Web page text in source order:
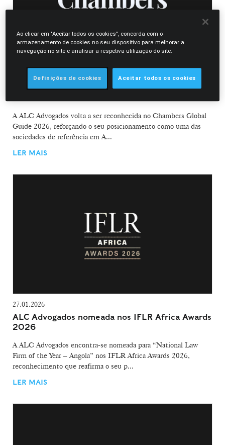
16.02.2026
ALC Advogados distinguida no Chambers Global
A ALC Advogados volta a ser reconhecida no Chambers Global
Guide 2026, reforçando o seu posicionamento como uma das
sociedades de referência em A...
LER MAIS
27.01.2026
ALC Advogados nomeada nos IFLR Africa Awards
2026
A ALC Advogados encontra-se nomeada para “National Law
Firm of the Year – Angola” nos IFLR Africa Awards 2026,
reconhecimento que reafirma o seu p...
LER MAIS
Ao clicar em "Aceitar todos os cookies", concorda com o
armazenamento de cookies no seu dispositivo para melhorar a
navegação no site e analisar a respetiva utilização do site.
Definições de cookies Aceitar todos os cookies